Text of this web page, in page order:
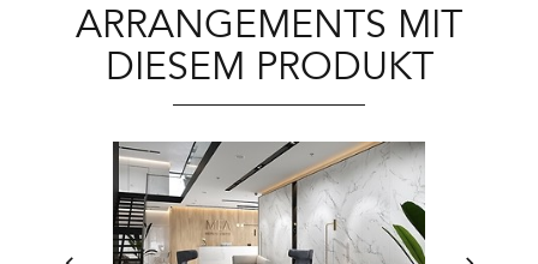
ARRANGEMENTS MIT
DIESEM PRODUKT